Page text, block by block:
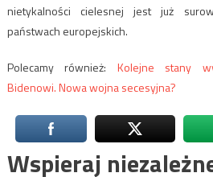
nietykalności cielesnej jest już
państwach europejskich.
Polecamy również: Kolejne stany
Bidenowi. Nowa wojna secesyjna?
Wspieraj